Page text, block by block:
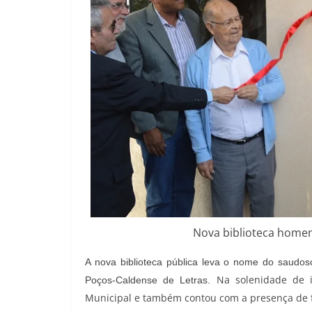
Nova biblioteca
A nova biblioteca pública leva o nome do
Poços-Caldense de Letras. Na solenidade de
Municipal e também contou com a presença